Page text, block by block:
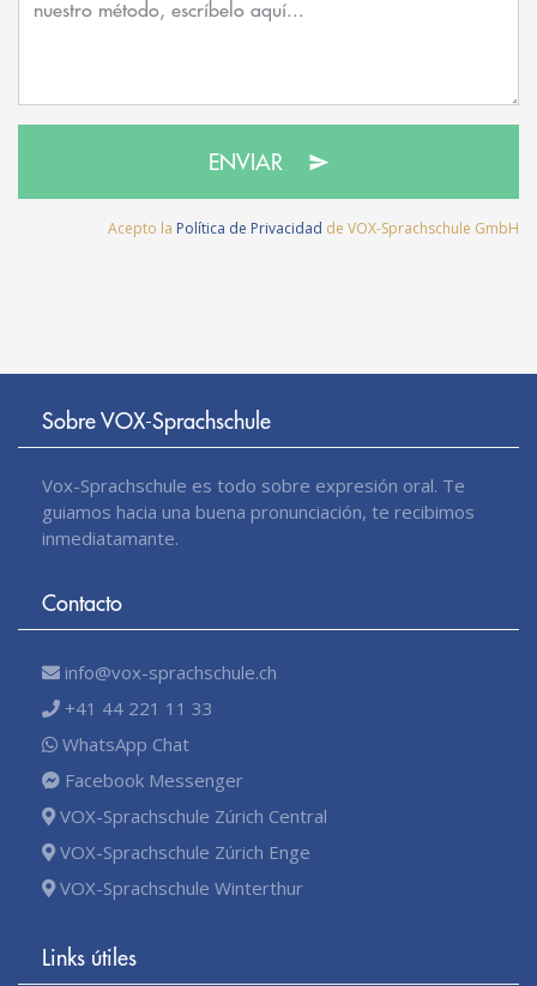
ENVIAR
Acepto la Política de Privacidad de VOX-Sprachschule GmbH
Sobre VOX-Sprachschule
Vox-Sprachschule es todo sobre expresión oral. Te
guiamos hacia una buena pronunciación, te recibimos
inmediatamante.
Contacto
info@vox-sprachschule.ch
+41 44 221 11 33
WhatsApp Chat
Facebook Messenger
VOX-Sprachschule Zúrich Central
VOX-Sprachschule Zúrich Enge
VOX-Sprachschule Winterthur
Links útiles